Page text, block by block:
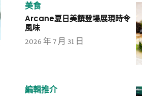
美食
Arcane夏日美饌登場展現時令
風味
2026 年 7 月 31 日
編輯推介